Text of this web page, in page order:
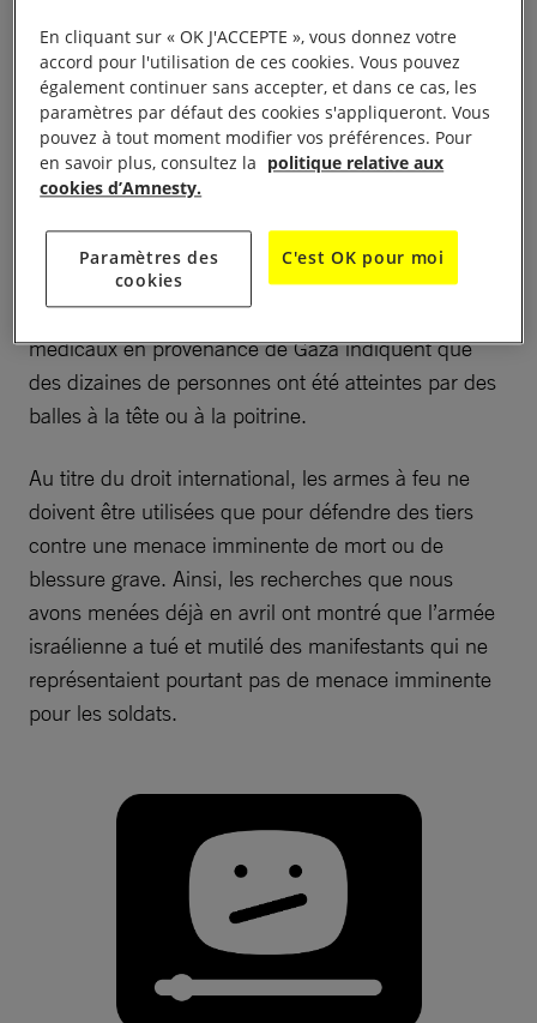
internationale de cesser de livrer des armes et des
équipements militaires àIsraël. Le bilan des
victimes qui ne cesse de s’alourdir met en lumière la
nécessité d’instaurer sans attendre unembargo sur
les armes.
Si certains manifestants ont pu se livrer à des actes
violents, cela ne peut en aucun cas justifier
l’utilisation de balles réelles. Les premiers rapports
médicaux en provenance de Gaza indiquent que
des dizaines de personnes ont été atteintes par des
balles à la tête ou à la poitrine.
Au titre du droit international, les armes à feu ne
doivent être utilisées que pour défendre des tiers
contre une menace imminente de mort ou de
blessure grave. Ainsi, les recherches que nous
avons menées déjà en avril ont montré que l’armée
israélienne a tué et mutilé des manifestants qui ne
représentaient pourtant pas de menace imminente
pour les soldats.
En cliquant sur « OK J'ACCEPTE », vous donnez votre
accord pour l'utilisation de ces cookies. Vous pouvez
également continuer sans accepter, et dans ce cas, les
paramètres par défaut des cookies s'appliqueront. Vous
pouvez à tout moment modifier vos préférences. Pour
en savoir plus, consultez la politique relative aux
cookies d’Amnesty.
Paramètres des
cookies
C'est OK pour moi